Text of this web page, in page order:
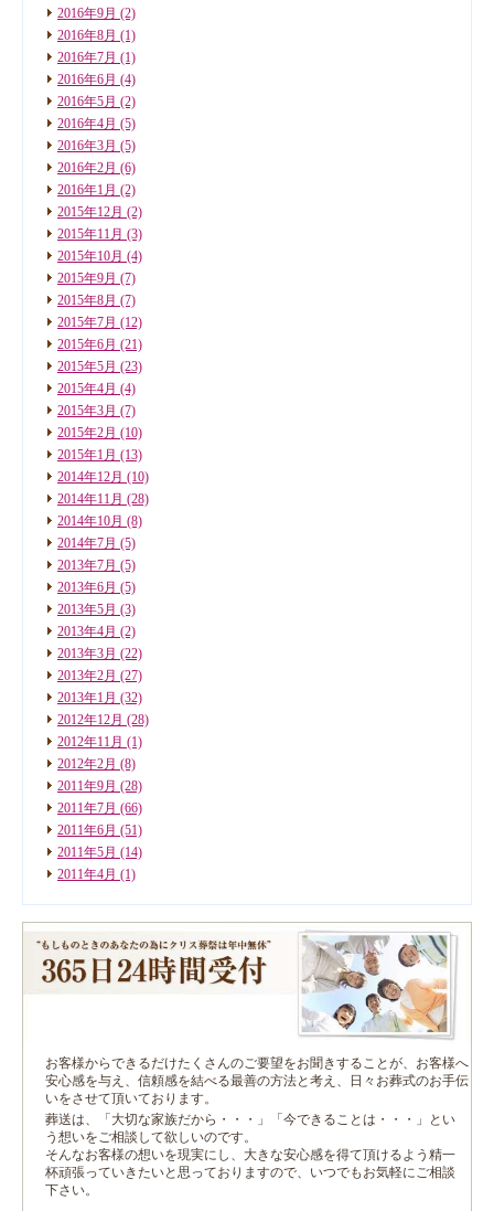
2016年9月 (2)
2016年8月 (1)
2016年7月 (1)
2016年6月 (4)
2016年5月 (2)
2016年4月 (5)
2016年3月 (5)
2016年2月 (6)
2016年1月 (2)
2015年12月 (2)
2015年11月 (3)
2015年10月 (4)
2015年9月 (7)
2015年8月 (7)
2015年7月 (12)
2015年6月 (21)
2015年5月 (23)
2015年4月 (4)
2015年3月 (7)
2015年2月 (10)
2015年1月 (13)
2014年12月 (10)
2014年11月 (28)
2014年10月 (8)
2014年7月 (5)
2013年7月 (5)
2013年6月 (5)
2013年5月 (3)
2013年4月 (2)
2013年3月 (22)
2013年2月 (27)
2013年1月 (32)
2012年12月 (28)
2012年11月 (1)
2012年2月 (8)
2011年9月 (28)
2011年7月 (66)
2011年6月 (51)
2011年5月 (14)
2011年4月 (1)
お客様からできるだけたくさんのご要望をお聞きすることが、お客様へ
安心感を与え、信頼感を結べる最善の方法と考え、日々お葬式のお手伝
いをさせて頂いております。
葬送は、「大切な家族だから・・・」「今できることは・・・」とい
う想いをご相談して欲しいのです。
そんなお客様の想いを現実にし、大きな安心感を得て頂けるよう精一
杯頑張っていきたいと思っておりますので、いつでもお気軽にご相談
下さい。